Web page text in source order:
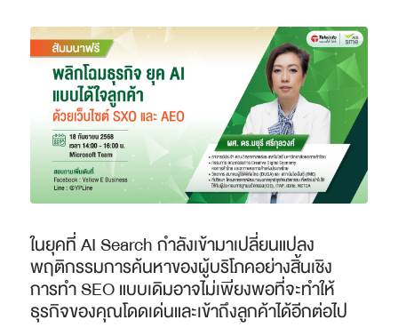
ในยุคที่ AI Search กำลังเข้ามาเปลี่ยนแปลง
พฤติกรรมการค้นหาของผู้บริโภคอย่างสิ้นเชิง
การทำ SEO แบบเดิมอาจไม่เพียงพอที่จะทำให้
ธุรกิจของคุณโดดเด่นและเข้าถึงลูกค้าได้อีกต่อไป